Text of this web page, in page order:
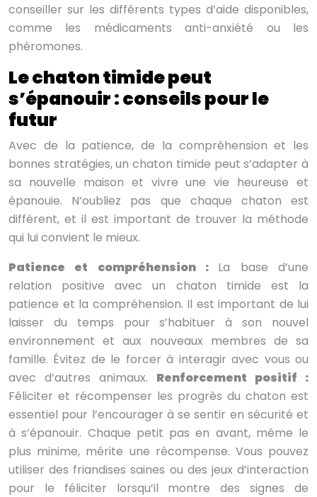
conseiller sur les différents types d’aide disponibles,
comme les médicaments anti-anxiété ou les
phéromones.
Le chaton timide peut
s’épanouir : conseils pour le
futur
Avec de la patience, de la compréhension et les
bonnes stratégies, un chaton timide peut s’adapter à
sa nouvelle maison et vivre une vie heureuse et
épanouie. N’oubliez pas que chaque chaton est
différent, et il est important de trouver la méthode
qui lui convient le mieux.
Patience et compréhension : La base d’une
relation positive avec un chaton timide est la
patience et la compréhension. Il est important de lui
laisser du temps pour s’habituer à son nouvel
environnement et aux nouveaux membres de sa
famille. Évitez de le forcer à interagir avec vous ou
avec d’autres animaux. Renforcement positif :
Féliciter et récompenser les progrès du chaton est
essentiel pour l’encourager à se sentir en sécurité et
à s’épanouir. Chaque petit pas en avant, même le
plus minime, mérite une récompense. Vous pouvez
utiliser des friandises saines ou des jeux d’interaction
pour le féliciter lorsqu’il montre des signes de